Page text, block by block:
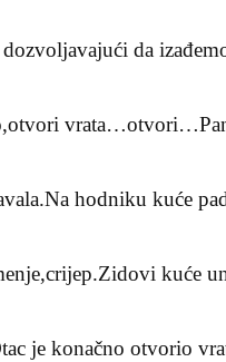
da
hodniku kuće
kuće
je konačno otvorio